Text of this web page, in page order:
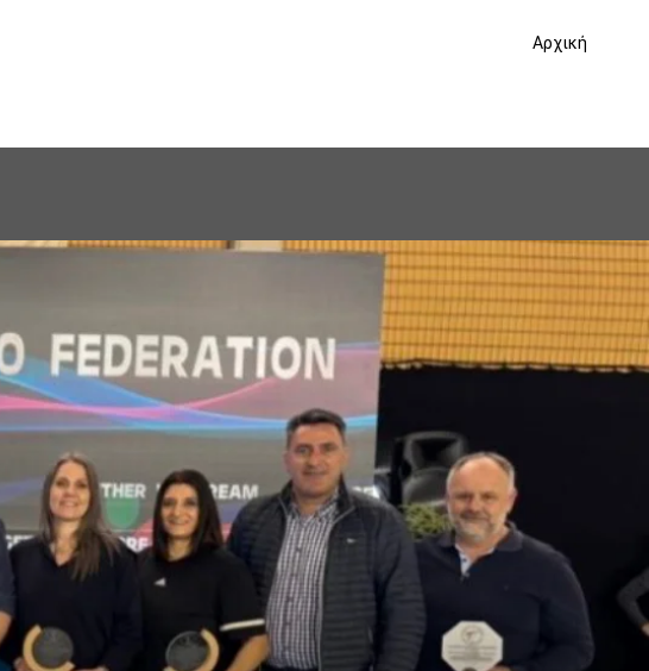
Αρχική